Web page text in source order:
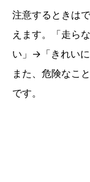
注意するときは
えます。「走ら
い」→「きれいに
また、危険なこ
です。